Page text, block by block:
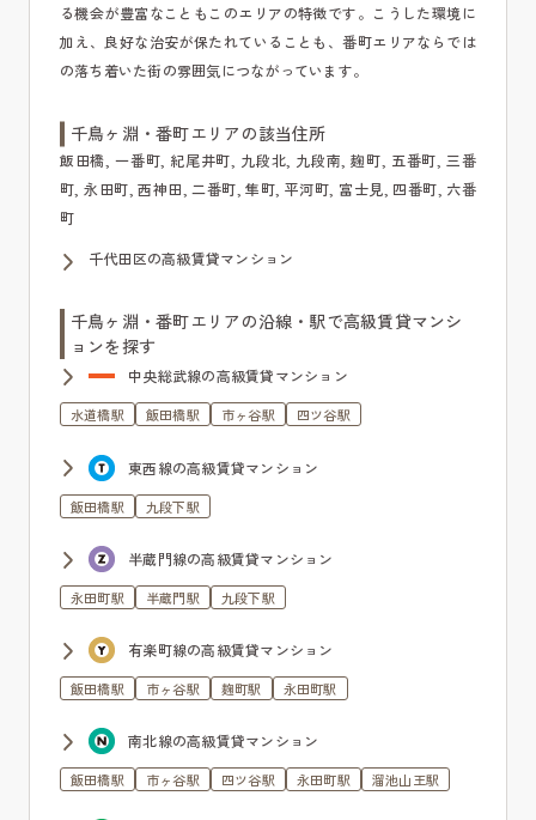
る機会が豊富なこともこのエリアの特徴です。こうした環境に
加え、良好な治安が保たれていることも、番町エリアならでは
の落ち着いた街の雰囲気につながっています。
千鳥ヶ淵・番町エリアの該当住所
飯田橋, 一番町, 紀尾井町, 九段北, 九段南, 麹町, 五番町, 三番
町, 永田町, 西神田, 二番町, 隼町, 平河町, 富士見, 四番町, 六番
町
千代田区の高級賃貸マンション
千鳥ヶ淵・番町エリアの沿線・駅で高級賃貸マンシ
ョンを探す
中央総武線の高級賃貸マンション
水道橋駅 飯田橋駅 市ヶ谷駅 四ツ谷駅
東西線の高級賃貸マンション
飯田橋駅 九段下駅
半蔵門線の高級賃貸マンション
永田町駅 半蔵門駅 九段下駅
有楽町線の高級賃貸マンション
飯田橋駅 市ヶ谷駅 麹町駅 永田町駅
南北線の高級賃貸マンション
飯田橋駅 市ヶ谷駅 四ツ谷駅 永田町駅 溜池山王駅